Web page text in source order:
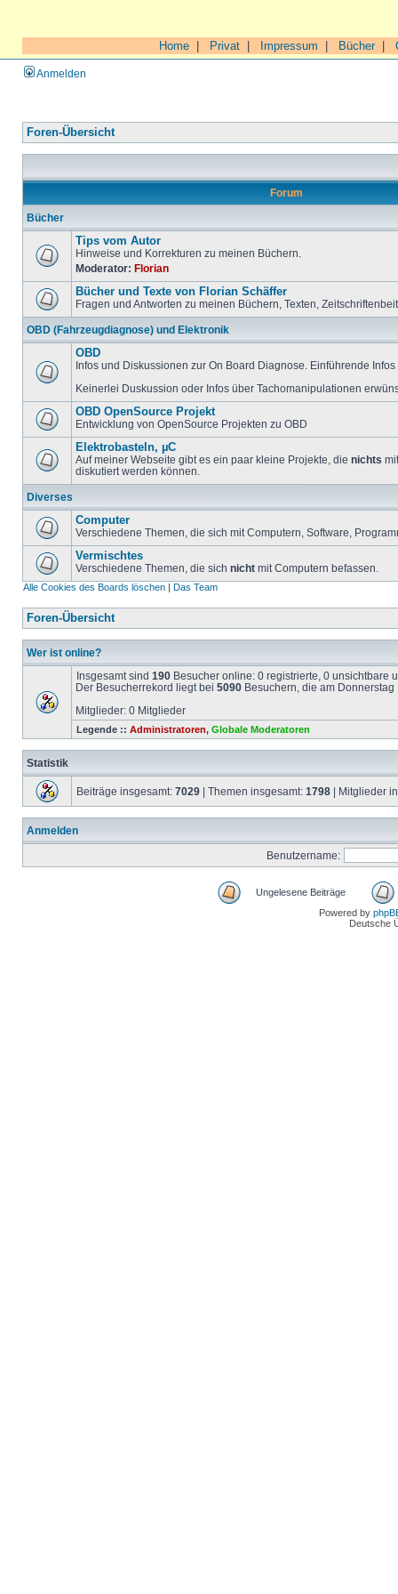
Home Privat Impressum Bücher|
Anmelden
Foren-Übersicht
Forum
Bücher
Tips vom Autor
Hinweise und Korrekturen zu meinen Büchern.
Moderator: Florian
Bücher und Texte von Florian Schäffer
Fragen und Antworten zu meinen Büchern, Texten,
OBD (Fahrzeugdiagnose) und Elektronik
OBD
Infos und Diskussionen zur On Board Diagnose. Einführende
Keinerlei Duskussion oder Infos über Tachomanipulationen
OBD OpenSource Projekt
Entwicklung von OpenSource Projekten zu OBD
Elektrobasteln, µC
Auf meiner Webseite gibt es ein paar kleine Projekte, die nichts
diskutiert werden können.
Diverses
Computer
Verschiedene Themen, die sich mit Computern, Software,
Vermischtes
Verschiedene Themen, die sich nicht mit Computern befassen.
Alle Cookies des Boards löschen | Das Team
Foren-Übersicht
Wer ist online?
Insgesamt sind 190 Besucher online: 0 registrierte, 0 unsichtbare
Der Besucherrekord liegt bei 5090 Besuchern, die am
Mitglieder: 0 Mitglieder
Legende :: Administratoren, Globale Moderatoren
Statistik
Beiträge insgesamt: 7029 | Themen insgesamt: 1798 | Mitglieder
Anmelden
Benutzername:
Ungelesene Beiträge
Powered by
Deutsche